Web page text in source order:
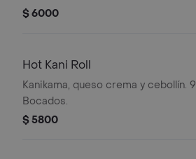
$ 6000
Hot Kani Roll
Kanikama, queso crema y cebollín. 9
Bocados.
$ 5800